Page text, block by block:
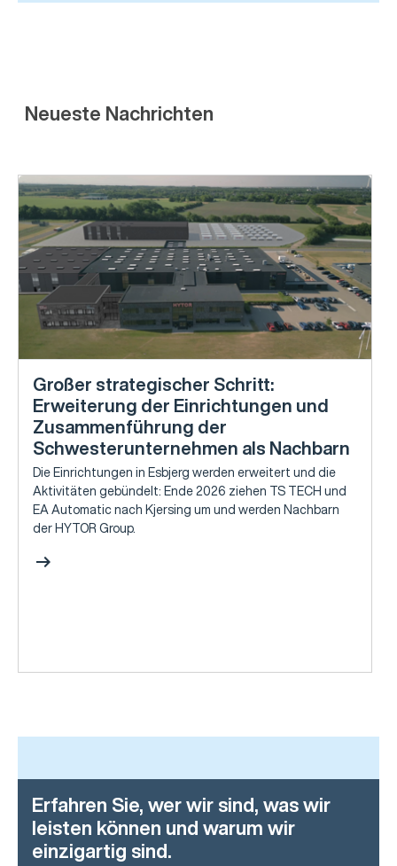
Neueste Nachrichten
Großer strategischer Schritt:
Erweiterung der Einrichtungen und
Zusammenführung der
Schwesterunternehmen als Nachbarn
Die Einrichtungen in Esbjerg werden erweitert und die
Aktivitäten gebündelt: Ende 2026 ziehen TS TECH und
EA Automatic nach Kjersing um und werden Nachbarn
der HYTOR Group.
arrow_right_alt
Erfahren Sie, wer wir sind, was wir
leisten können und warum wir
einzigartig sind.